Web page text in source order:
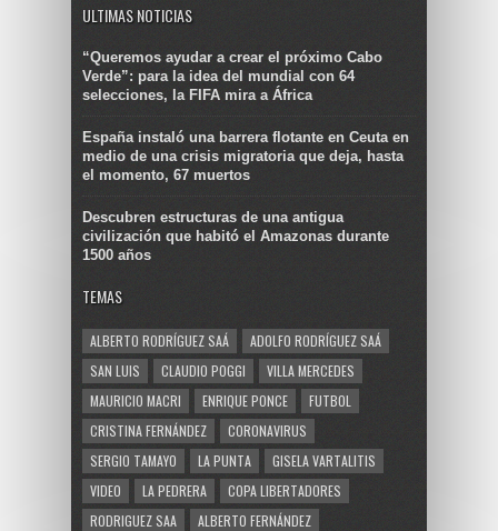
ULTIMAS NOTICIAS
“Queremos ayudar a crear el próximo Cabo
Verde”: para la idea del mundial con 64
selecciones, la FIFA mira a África
España instaló una barrera flotante en Ceuta en
medio de una crisis migratoria que deja, hasta
el momento, 67 muertos
Descubren estructuras de una antigua
civilización que habitó el Amazonas durante
1500 años
TEMAS
ALBERTO RODRÍGUEZ SAÁ
ADOLFO RODRÍGUEZ SAÁ
SAN LUIS
CLAUDIO POGGI
VILLA MERCEDES
MAURICIO MACRI
ENRIQUE PONCE
FUTBOL
CRISTINA FERNÁNDEZ
CORONAVIRUS
SERGIO TAMAYO
LA PUNTA
GISELA VARTALITIS
VIDEO
LA PEDRERA
COPA LIBERTADORES
RODRIGUEZ SAA
ALBERTO FERNÁNDEZ